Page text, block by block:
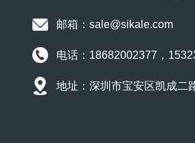
邮箱：sale@sikale.com
电话：18682002377，
地址：深圳市宝安区凯成二